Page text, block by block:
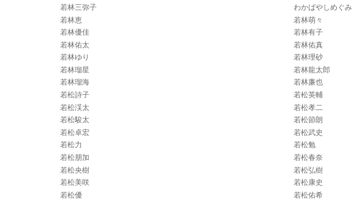
若林三弥子
わかばやしめぐみ
若林恵
若林萌々
若林優佳
若林有子
若林佑太
若林佑真
若林ゆり
若林理砂
若林瑠星
若林龍太郎
若林瑠海
若林廉也
若松詩子
若松英輔
若松渓太
若松孝二
若松駿太
若松節朗
若松卓宏
若松武史
若松力
若松勉
若松朋加
若松春奈
若松央樹
若松弘樹
若松美咲
若松康史
若松優
若松佑希